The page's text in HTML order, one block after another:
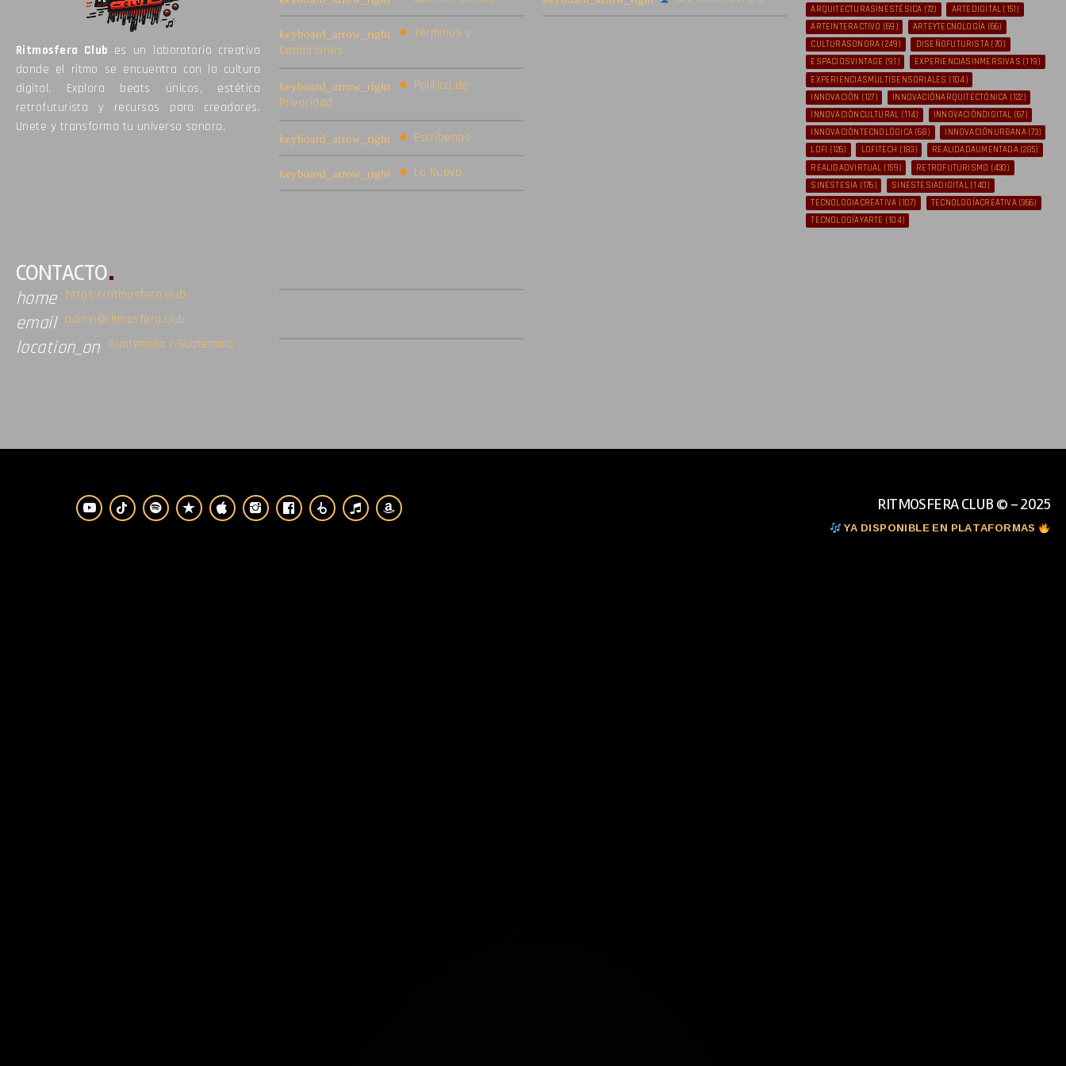
Ritmosfera Club es un laboratorio creativo
donde el ritmo se encuentra con la cultura
digital. Explora beats únicos, estética
retrofuturista y recursos para creadores.
Unete y transforma tu universo sonoro.
Términos y
Condiciones
Política de
Privacidad
Escríbenos
Lo Nuevo
ARQUITECTURASINESTÉSICA (72) ARTEDIGITAL (151)
ARTEINTERACTIVO (69) ARTEYTECNOLOGÍA (66)
CULTURASONORA (249) DISEÑOFUTURISTA (70)
ESPACIOSVINTAGE (91) EXPERIENCIASINMERSIVAS (119)
EXPERIENCIASMULTISENSORIALES (104)
INNOVACIÓN (127) INNOVACIÓNARQUITECTÓNICA (122)
INNOVACIÓNCULTURAL (114) INNOVACIÓNDIGITAL (67)
INNOVACIÓNTECNOLÓGICA (68) INNOVACIÓNURBANA(73)
LOFI (126) LOFITECH (183) REALIDADAUMENTADA(285)
REALIDADVIRTUAL (159) RETROFUTURISMO (430)
SINESTESIA (176) SINESTESIADIGITAL(140)
TECNOLOGIACREATIVA (107) TECNOLOGÍACREATIVA(366)
TECNOLOGÍAYARTE (104)
CONTACTO
home https://ritmosfera.club
email admin@ritmosfera.club
location_on Guatemala / Guatemala
RITMOSFERA CLUB © - 2025
YA DISPONIBLE EN PLATAFORMAS